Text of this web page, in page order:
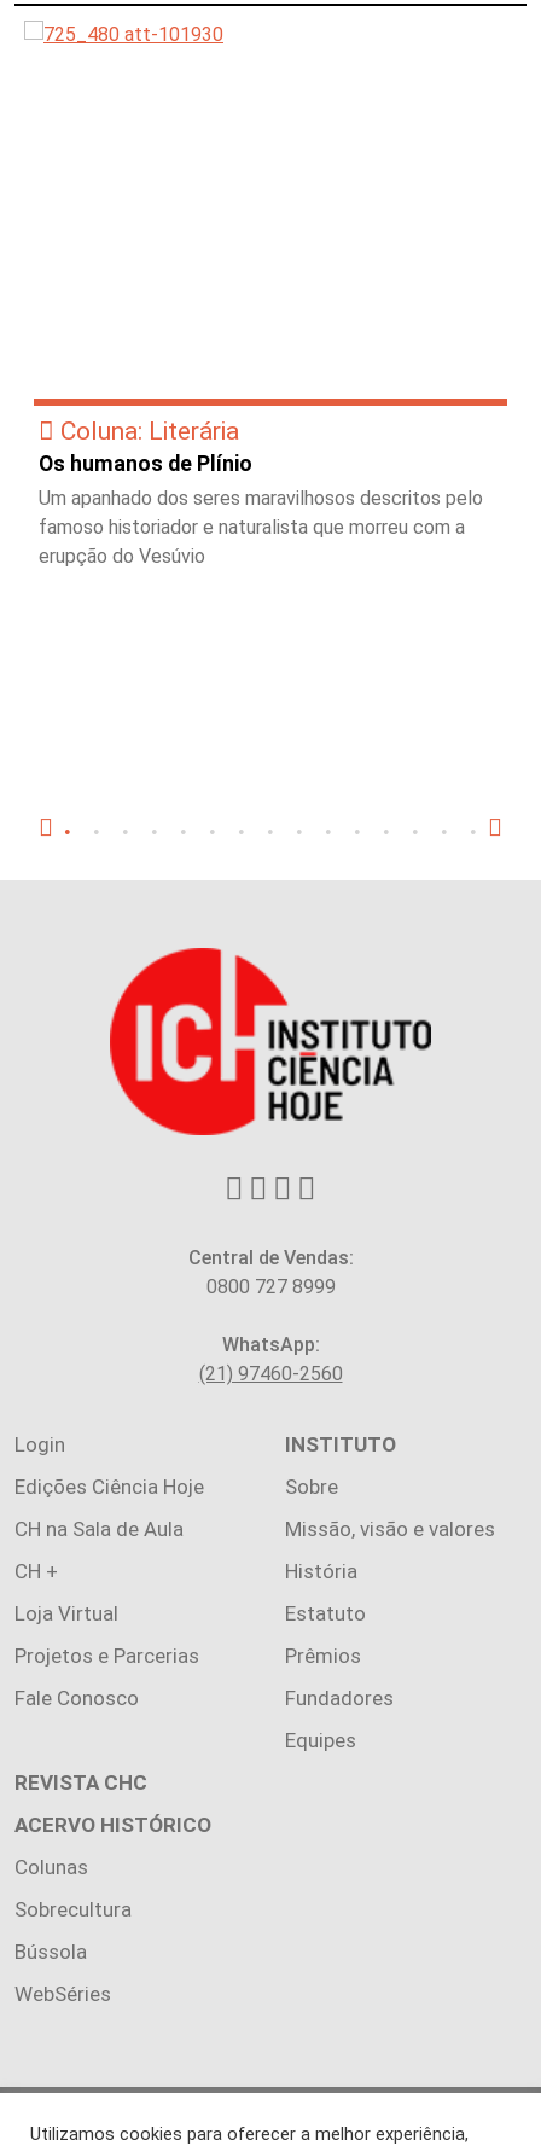
Coluna: Literária
Os humanos de Plínio
Um apanhado dos seres maravilhosos descritos pelo
famoso historiador e naturalista que morreu com a
erupção do Vesúvio
Central de Vendas:
0800 727 8999
WhatsApp:
(21) 97460-2560
Login
Edições Ciência Hoje
CH na Sala de Aula
CH +
Loja Virtual
Projetos e Parcerias
Fale Conosco
INSTITUTO
Sobre
Missão, visão e valores
História
Estatuto
Prêmios
Fundadores
Equipes
REVISTA CHC
ACERVO HISTÓRICO
Colunas
Sobrecultura
Bússola
WebSéries
Copyright 2026 INSTITUTO CIÊNCIA HOJE. Todos os direitos
Utilizamos cookies para oferecer a melhor experiência,